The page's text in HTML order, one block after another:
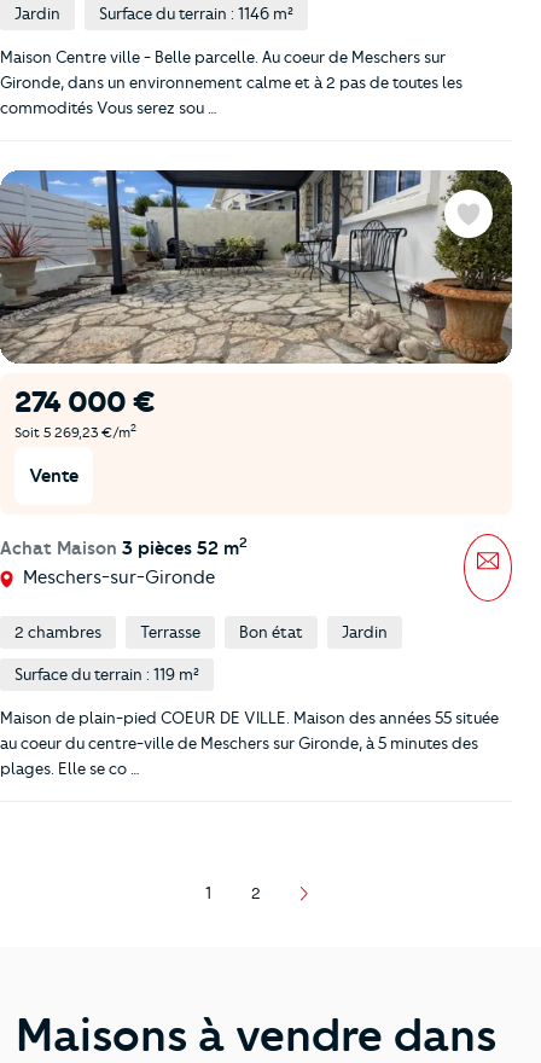
Jardin Surface du terrain : 1146 m²
Maison Centre ville - Belle parcelle. Au coeur de Meschers sur
Gironde, dans un environnement calme et à 2 pas de toutes les
commodités Vous serez sou …
274 000 €
Soit 5 269,23 €/m2
Vente
Achat Maison 3 pièces 52 m2
Meschers-sur-Gironde
Favoris
2 chambres Terrasse Bon état Jardin
Surface du terrain : 119 m²
Maison de plain-pied COEUR DE VILLE. Maison des années 55 située
au coeur du centre-ville de Meschers sur Gironde, à 5 minutes des
plages. Elle se co …
Page
1
Page
2
Maisons à vendre dans